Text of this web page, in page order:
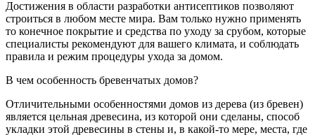
Достижения в области разработки антисептиков позволяют
строиться в любом месте мира. Вам только нужно применять
то конечное покрытие и средства по уходу за срубом, которые
специалисты рекомендуют для вашего климата, и соблюдать
правила и режим процедуры ухода за домом.
В чем особенность бревенчатых домов?
Отличительными особенностями домов из дерева (из бревен)
является цельная древесина, из которой они сделаны, способ
укладки этой древесины в стены и, в какой-то мере, места, где